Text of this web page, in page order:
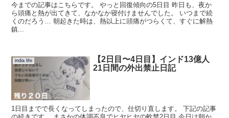
今までの記事はこちらです。 やっと回復傾向の5日目 昨日も、夜か
ら頭痛と熱が出てきて、なかなか寝付けませんでした。 いつまで続
くのだろう… 朝起きた時は、熱以上に頭痛がつらくて、すぐに解熱
鎮...
india life
【2日目〜4日目】インド13億人
21日間の外出禁止日記
1日目までで長くなってしまったので、仕切り直します。 下記の記事